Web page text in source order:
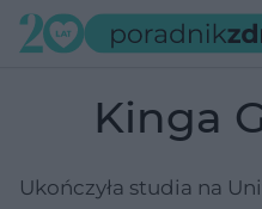
Kinga
Ukończyła studia na